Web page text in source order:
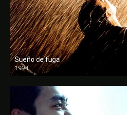
Sueño de fuga
1994
FULL HD